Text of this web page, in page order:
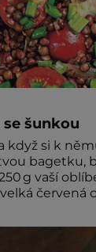
šunkou
když si k
bagetku,
červená